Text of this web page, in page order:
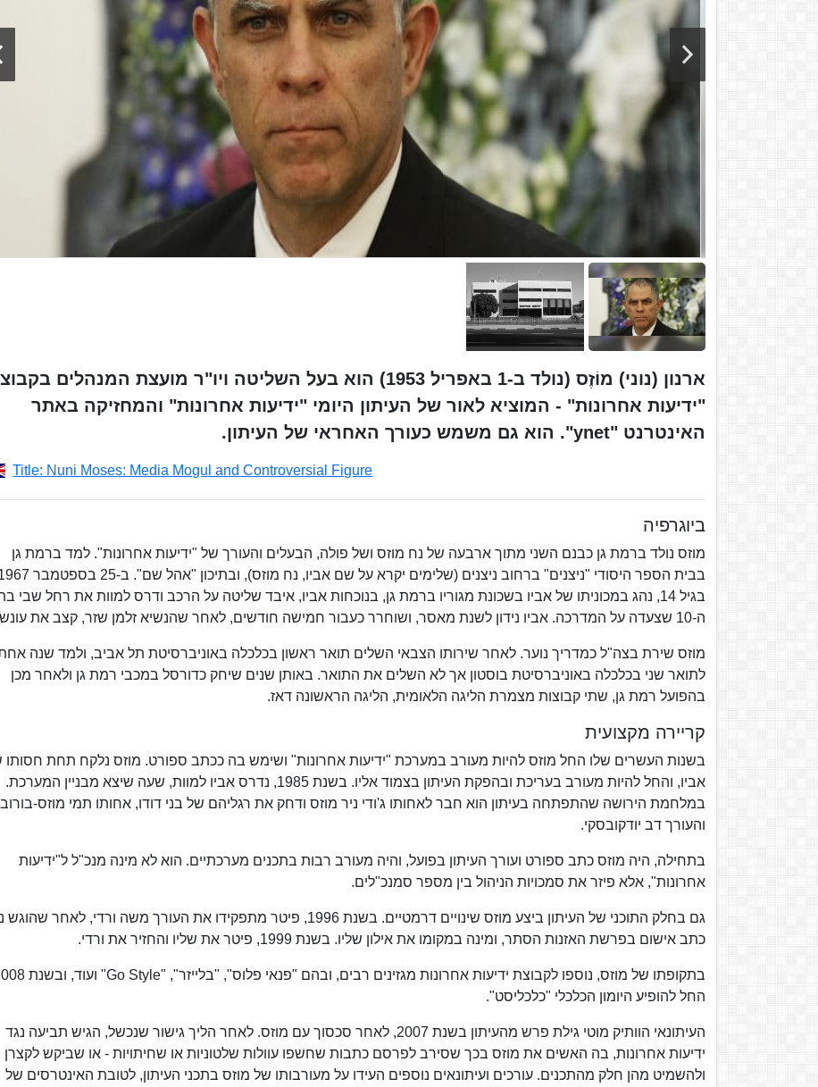
ארנון (נוני) מוֹזֶס (נולד ב-1 באפריל 1953) הוא בעל השליטה ויו"ר מועצת המנהלים
"ידיעות אחרונות" - המוציא לאור של העיתון היומי "ידיעות אחרונות" והמחזיקה באתר
האינטרנט "ynet". הוא גם משמש כעורך האחראי של העיתון.
Title: Nuni Moses: Media Mogul and Controversial Figure
ביוגרפיה
מוזס נולד ברמת גן כבנם השני מתוך ארבעה של נח מוזס ושל פולה, הבעלים והעורך של "ידיעות אחרונות". למד ברמת גן
בגיל 14, נהג במכוניתו של אביו בשכונת מגוריו ברמת גן, בנוכחות אביו, איבד שליטה על הרכב ודרס למוות את רחל שבי
ה-10 שצעדה על המדרכה. אביו נידון לשנת מאסר, ושוחרר כעבור חמישה חודשים, לאחר שהנשיא זלמן שזר, קצב את עונשו.
מוזס שירת בצה"ל כמדריך נוער. לאחר שירותו הצבאי השלים תואר ראשון בכלכלה באוניברסיטת תל אביב, ולמד שנה
לתואר שני בכלכלה באוניברסיטת בוסטון אך לא השלים את התואר. באותן שנים שיחק כדורסל במכבי רמת גן ולאחר מכן
בהפועל רמת גן, שתי קבוצות מצמרת הליגה הלאומית, הליגה הראשונה דאז.
קריירה מקצועית
בשנות העשרים שלו החל מוזס להיות מעורב במערכת "ידיעות אחרונות" ושימש בה ככתב ספורט. מוזס נלקח תחת חסותו
אביו, והחל להיות מעורב בעריכת ובהפקת העיתון בצמוד אליו. בשנת 1985, נדרס אביו למוות, שעה שיצא מבניין המערכת.
במלחמת הירושה שהתפתחה בעיתון הוא חבר לאחותו ג'ודי ניר מוזס ודחק את רגליהם של בני דודו, אחותו תמי מוזס-
והעורך דב יודקובסקי.
בתחילה, היה מוזס כתב ספורט ועורך העיתון בפועל, והיה מעורב רבות בתכנים מערכתיים. הוא לא מינה מנכ"ל ל"ידיעות
אחרונות", אלא פיזר את סמכויות הניהול בין מספר סמנכ"לים.
גם בחלק התוכני של העיתון ביצע מוזס שינויים דרמטיים. בשנת 1996, פיטר מתפקידו את העורך משה ורדי, לאחר
כתב אישום בפרשת האזנות הסתר, ומינה במקומו את אילון שליו. בשנת 1999, פיטר את שליו והחזיר את ורדי.
החל להופיע היומון הכלכלי "כלכליסט".
העיתונאי הוותיק מוטי גילת פרש מהעיתון בשנת 2007, לאחר סכסוך עם מוזס. לאחר הליך גישור שנכשל, הגיש תביעה נגד
ידיעות אחרונות, בה האשים את מוזס בכך שסירב לפרסם כתבות שחשפו עוולות שלטוניות או שחיתויות - או שביקש לקצרן
ולהשמיט מהן חלק מהתכנים. עורכים ועיתונאים נוספים העידו על מעורבותו של מוזס בתכני העיתון, לטובת האינטרסים של